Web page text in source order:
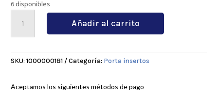
6 disponibles
MGEHR2525-
cantidad
Añadir al carrito
SKU:1000000181 Categoría: Porta insertos
Aceptamos los siguientes métodos de pago